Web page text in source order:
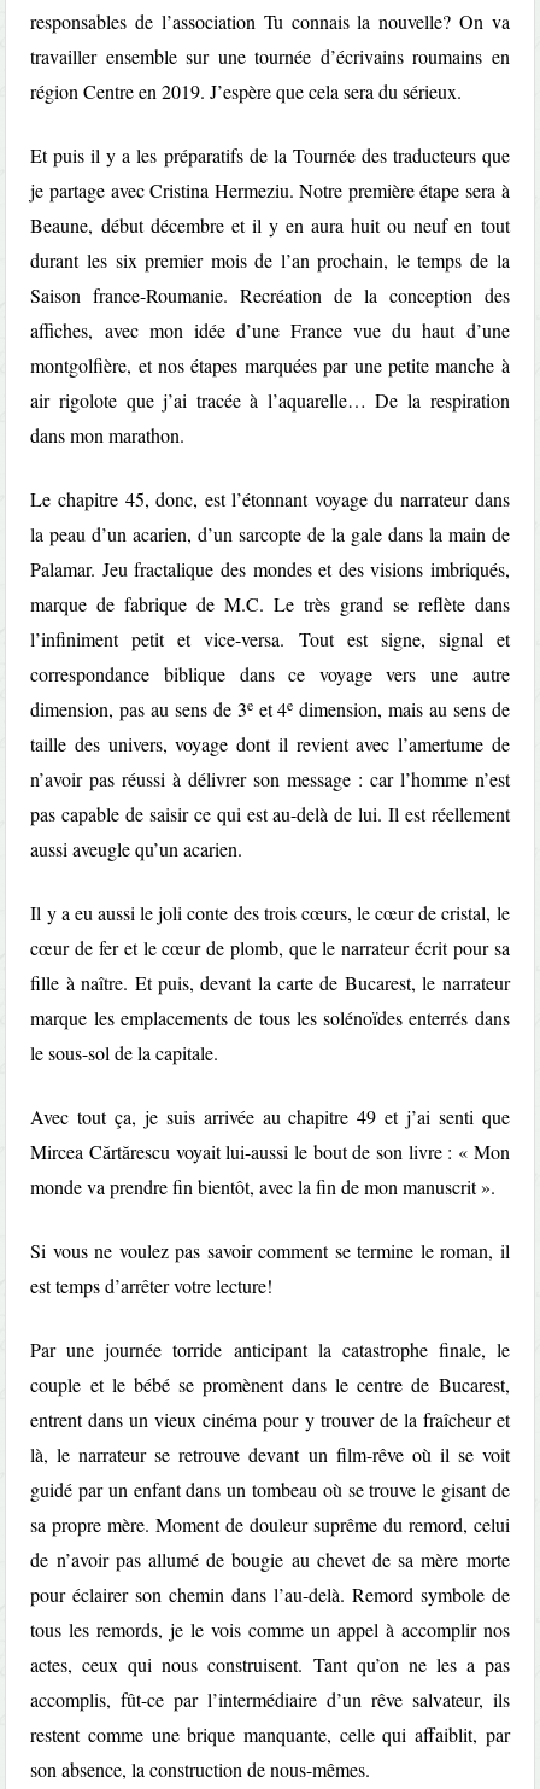
responsables de l’association Tu connais la nouvelle? On va
travailler ensemble sur une tournée d’écrivains roumains en
région Centre en 2019. J’espère que cela sera du sérieux.
Et puis il y a les préparatifs de la Tournée des traducteurs que
je partage avec Cristina Hermeziu. Notre première étape sera à
Beaune, début décembre et il y en aura huit ou neuf en tout
durant les six premier mois de l’an prochain, le temps de la
Saison france-Roumanie. Recréation de la conception des
affiches, avec mon idée d’une France vue du haut d’une
montgolfière, et nos étapes marquées par une petite manche à
air rigolote que j’ai tracée à l’aquarelle… De la respiration
dans mon marathon.
Le chapitre 45, donc, est l’étonnant voyage du narrateur dans
la peau d’un acarien, d’un sarcopte de la gale dans la main de
Palamar. Jeu fractalique des mondes et des visions imbriqués,
marque de fabrique de M.C. Le très grand se reflète dans
l’infiniment petit et vice-versa. Tout est signe, signal et
correspondance biblique dans ce voyage vers une autre
dimension, pas au sens de 3eet 4e dimension, mais au sens de
taille des univers, voyage dont il revient avec l’amertume de
n’avoir pas réussi à délivrer son message : car l’homme n’est
pas capable de saisir ce qui est au-delà de lui. Il est réellement
aussi aveugle qu’un acarien.
Il y a eu aussi le joli conte des trois cœurs, le cœur de cristal, le
cœur de fer et le cœur de plomb, que le narrateur écrit pour sa
fille à naître. Et puis, devant la carte de Bucarest, le narrateur
marque les emplacements de tous les solénoïdes enterrés dans
le sous-sol de la capitale.
Avec tout ça, je suis arrivée au chapitre 49 et j’ai senti que
Mircea Cărtărescu voyait lui-aussi le bout de son livre : « Mon
monde va prendre fin bientôt, avec la fin de mon manuscrit ».
Si vous ne voulez pas savoir comment se termine le roman, il
est temps d’arrêter votre lecture!
Par une journée torride anticipant la catastrophe finale, le
couple et le bébé se promènent dans le centre de Bucarest,
entrent dans un vieux cinéma pour y trouver de la fraîcheur et
là, le narrateur se retrouve devant un film-rêve où il se voit
guidé par un enfant dans un tombeau où se trouve le gisant de
sa propre mère. Moment de douleur suprême du remord, celui
de n’avoir pas allumé de bougie au chevet de sa mère morte
pour éclairer son chemin dans l’au-delà. Remord symbole de
tous les remords, je le vois comme un appel à accomplir nos
actes, ceux qui nous construisent. Tant qu’on ne les a pas
accomplis, fût-ce par l’intermédiaire d’un rêve salvateur, ils
restent comme une brique manquante, celle qui affaiblit, par
son absence, la construction de nous-mêmes.